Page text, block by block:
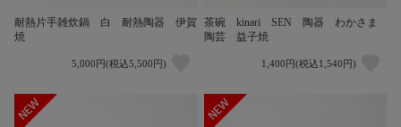
耐熱片手雑炊鍋 白 耐熱陶器 伊賀
焼
5,000円(税込5,500円)
茶碗 kinari SEN 陶器 わかさま
陶芸 益子焼
1,400円(税込1,540円)